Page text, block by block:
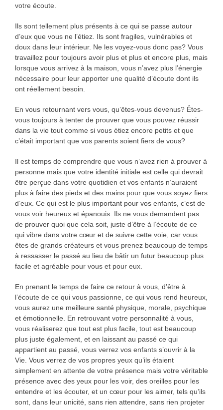
votre écoute.
Ils sont tellement plus présents à ce qui se passe autour
d’eux que vous ne l’étiez. Ils sont fragiles, vulnérables et
doux dans leur intérieur. Ne les voyez-vous donc pas? Vous
travaillez pour toujours avoir plus et plus et encore plus, mais
lorsque vous arrivez à la maison, vous n’avez plus l’énergie
nécessaire pour leur apporter une qualité d’écoute dont ils
ont réellement besoin.
En vous retournant vers vous, qu’êtes-vous devenus? Êtes-
vous toujours à tenter de prouver que vous pouvez réussir
dans la vie tout comme si vous étiez encore petits et que
c’était important que vos parents soient fiers de vous?
Il est temps de comprendre que vous n’avez rien à prouver à
personne mais que votre identité initiale est celle qui devrait
être perçue dans votre quotidien et vos enfants n’auraient
plus à faire des pieds et des mains pour que vous soyez fiers
d’eux. Ce qui est le plus important pour vos enfants, c’est de
vous voir heureux et épanouis. Ils ne vous demandent pas
de prouver quoi que cela soit, juste d’être à l’écoute de ce
qui vibre dans votre cœur et de suivre cette voie, car vous
êtes de grands créateurs et vous prenez beaucoup de temps
à ressasser le passé au lieu de bâtir un futur beaucoup plus
facile et agréable pour vous et pour eux.
En prenant le temps de faire ce retour à vous, d’être à
l’écoute de ce qui vous passionne, ce qui vous rend heureux,
vous aurez une meilleure santé physique, morale, psychique
et émotionnelle. En retrouvant votre personnalité à vous,
vous réaliserez que tout est plus facile, tout est beaucoup
plus juste également, et en laissant au passé ce qui
appartient au passé, vous verrez vos enfants s’ouvrir à la
Vie. Vous verrez de vos propres yeux qu’ils étaient
simplement en attente de votre présence mais votre véritable
présence avec des yeux pour les voir, des oreilles pour les
entendre et les écouter, et un cœur pour les aimer, tels qu’ils
sont, dans leur unicité, sans rien attendre, sans rien projeter